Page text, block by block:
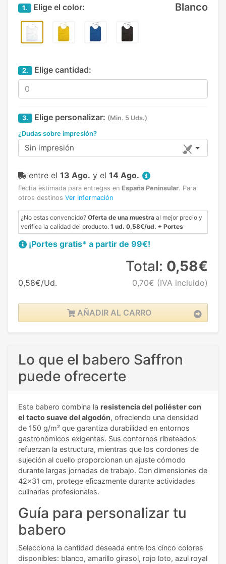
1. Elige el color: Blanco
2. Elige cantidad:
3. Elige personalizar: (Min. 5 Uds.)
¿Dudas sobre impresión?
Sin impresión
entre el 13 Ago. y el 14 Ago.
Fecha estimada para entregas en España Peninsular. Para
otros destinos Ver Información
¿No estas convencido? Oferta de una muestra al mejor precio y
verifica la calidad del producto. 1 ud. 0,58€/ud. + Portes
¡Portes gratis* a partir de 99€!
0,58€/Ud.
Total: 0,58€
0,70€ (IVA incluido)
AÑADIR AL CARRO
Lo que el babero Saffron
puede ofrecerte
Este babero combina la resistencia del poliéster con
el tacto suave del algodón, ofreciendo una densidad
de 150 g/m² que garantiza durabilidad en entornos
gastronómicos exigentes. Sus contornos ribeteados
refuerzan la estructura, mientras que los cordones de
sujeción al cuello proporcionan un ajuste cómodo
durante largas jornadas de trabajo. Con dimensiones de
42x31 cm, protege eficazmente durante actividades
culinarias profesionales.
Guía para personalizar tu
babero
Selecciona la cantidad deseada entre los cinco colores
disponibles: blanco, amarillo girasol, rojo loto, azul royal